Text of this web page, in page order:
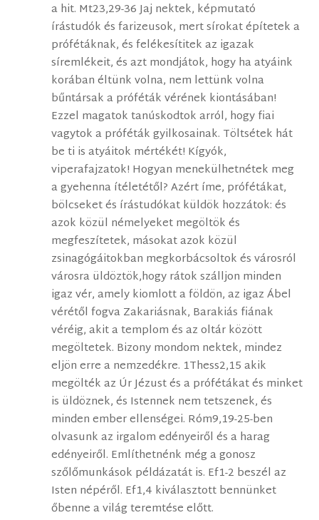
a hit. Mt23,29-36 Jaj nektek, képmutató
írástudók és farizeusok, mert sírokat építetek a
prófétáknak, és felékesítitek az igazak
síremlékeit, és azt mondjátok, hogy ha atyáink
korában éltünk volna, nem lettünk volna
bűntársak a próféták vérének kiontásában!
Ezzel magatok tanúskodtok arról, hogy fiai
vagytok a próféták gyilkosainak. Töltsétek hát
be ti is atyáitok mértékét! Kígyók,
viperafajzatok! Hogyan menekülhetnétek meg
a gyehenna ítéletétől? Azért íme, prófétákat,
bölcseket és írástudókat küldök hozzátok: és
azok közül némelyeket megöltök és
megfeszítetek, másokat azok közül
zsinagógáitokban megkorbácsoltok és városról
városra üldöztök,hogy rátok szálljon minden
igaz vér, amely kiomlott a földön, az igaz Ábel
vérétől fogva Zakariásnak, Barakiás fiának
véréig, akit a templom és az oltár között
megöltetek. Bizony mondom nektek, mindez
eljön erre a nemzedékre. 1Thess2,15 akik
megölték az Úr Jézust és a prófétákat és minket
is üldöznek, és Istennek nem tetszenek, és
minden ember ellenségei. Róm9,19-25-ben
olvasunk az irgalom edényeiről és a harag
edényeiről. Említhetnénk még a gonosz
szőlőmunkások példázatát is. Ef1-2 beszél az
Isten népéről. Ef1,4 kiválasztott bennünket
őbenne a világ teremtése előtt.